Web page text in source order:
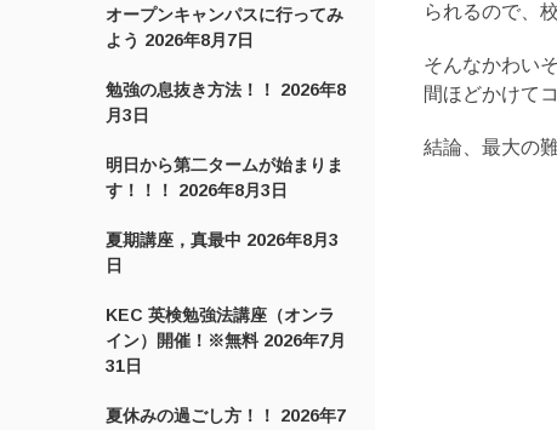
オープンキャンパスに行ってみ
よう 2026年8月7日
勉強の息抜き方法！！
2026年8
月3日
明日から第二タームが始まりま
す！！！
2026年8月3日
夏期講座，真最中 2026年8月3
日
KEC 英検勉強法講座（オンラ
イン）開催！※無料 2026年7月
31日
夏休みの過ごし方！！
2026年7
られるので、
そんなかわい
間ほどかけて
結論、最大の